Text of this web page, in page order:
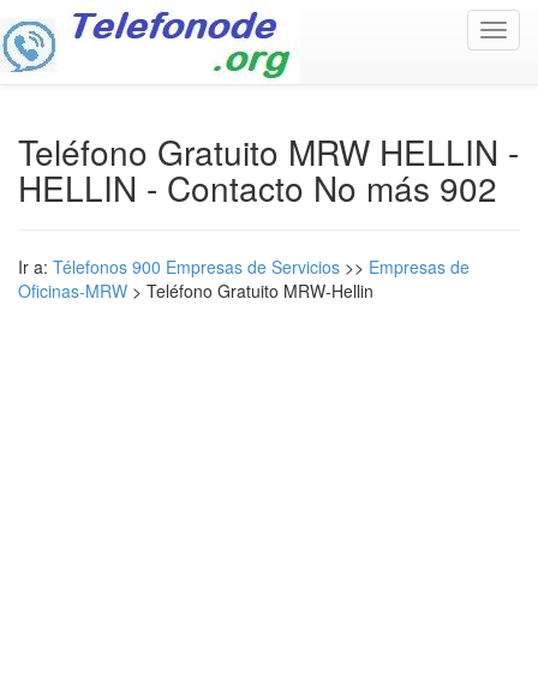
Teléfono Gratuito MRW HELLIN -
HELLIN - Contacto No más 902
Ir a: Télefonos 900 Empresas de Servicios >> Empresas de
Oficinas-MRW > Teléfono Gratuito MRW-Hellin